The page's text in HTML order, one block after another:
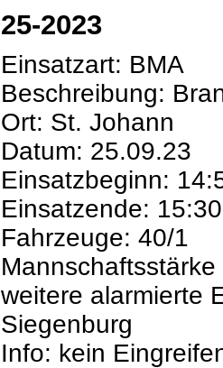
25-2023
Einsatzart: BMA
Beschreibung:
Ort: St. Johann
Datum: 25.09.23
Einsatzbeginn:
Einsatzende: 15:30
Fahrzeuge: 40/1
Mannschaftsstärke
weitere alarmierte
Siegenburg
Info: kein